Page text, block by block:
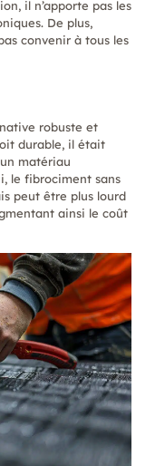
il n’apporte pas les
De plus,
convenir à tous les
robuste et
durable, il était
matériau
le fibrociment sans
peut être plus lourd
ainsi le coût